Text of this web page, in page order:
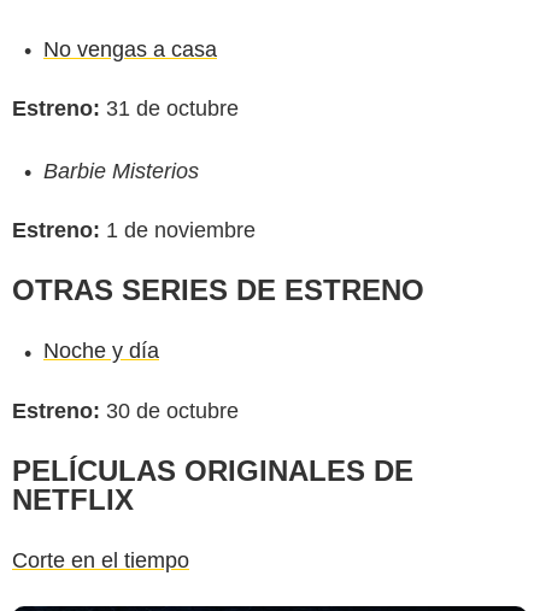
No vengas a casa
Estreno: 31 de octubre
Barbie Misterios
Estreno: 1 de noviembre
OTRAS SERIES DE ESTRENO
Noche y día
Estreno: 30 de octubre
PELÍCULAS ORIGINALES DE
NETFLIX
Corte en el tiempo